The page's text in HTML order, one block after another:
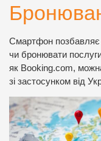
Смартфон позбавляє
чи бронювати
як Booking.com,
зі застосунком від